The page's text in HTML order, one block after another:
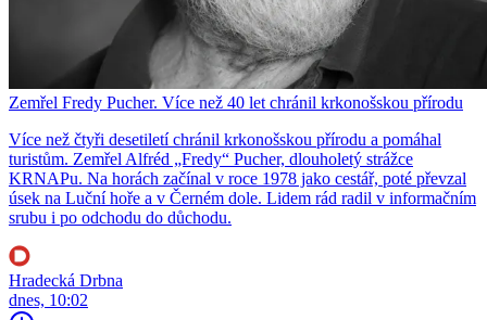
Zemřel Fredy Pucher. Více než 40 let chránil krkonošskou přírodu
Více než čtyři desetiletí chránil krkonošskou přírodu a pomáhal
turistům. Zemřel Alfréd „Fredy“ Pucher, dlouholetý strážce
KRNAPu. Na horách začínal v roce 1978 jako cestář, poté převzal
úsek na Luční hoře a v Černém dole. Lidem rád radil v informačním
srubu i po odchodu do důchodu.
Hradecká Drbna
dnes, 10:02